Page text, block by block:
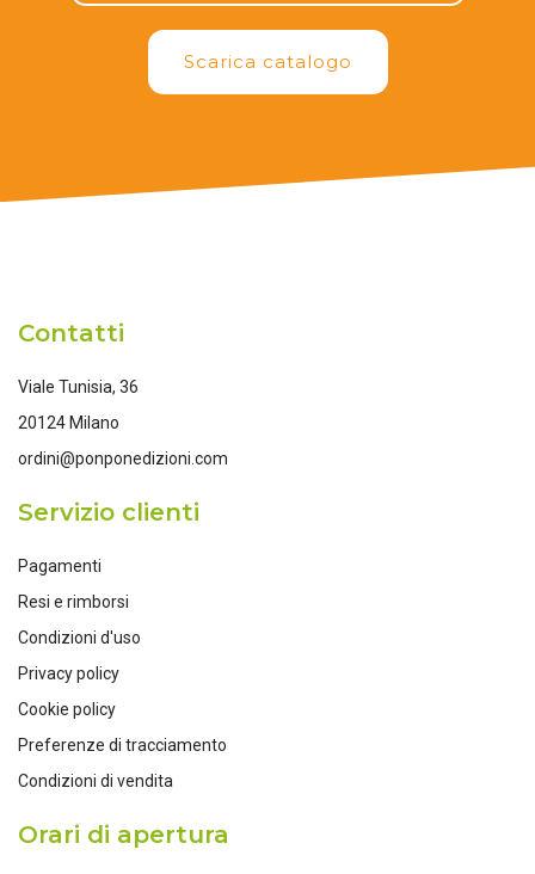
Scarica catalogo
Contatti
Viale Tunisia, 36
20124 Milano
ordini@ponponedizioni.com
Servizio clienti
Pagamenti
Resi e rimborsi
Condizioni d'uso
Privacy policy
Cookie policy
Preferenze di tracciamento
Condizioni di vendita
Orari di apertura